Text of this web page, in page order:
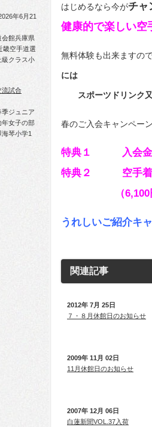
はじめるなら今がチャ
健康的で楽しい空
無料体験も出来ますの
には
スポーツドリンク又
春のご入会キャンペー
特典１ 入会
特典２ 空手着
（6,100円～
うれしいご紹介キ
関連記事
2012年 7月 25日
７・８月休館日のお知らせ
2009年 11月 02日
11月休館日のお知らせ
2007年 12月 06日
白蓮新聞VOL.37入荷
年6月21
会館兵庫県
畿空手道選
級クラス小
流試合
ジュニア
年女子の部
琴小学1